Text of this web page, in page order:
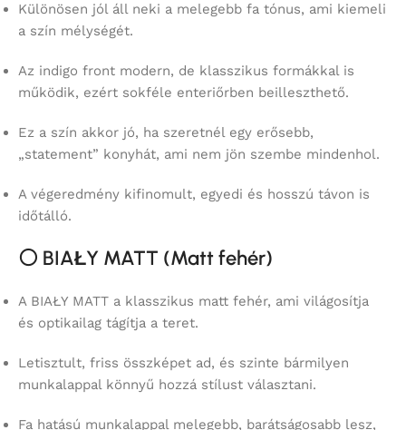
Különösen jól áll neki a melegebb fa tónus, ami kiemeli
a szín mélységét.
Az indigo front modern, de klasszikus formákkal is
működik, ezért sokféle enteriőrben beilleszthető.
Ez a szín akkor jó, ha szeretnél egy erősebb,
„statement” konyhát, ami nem jön szembe mindenhol.
A végeredmény kifinomult, egyedi és hosszú távon is
időtálló.
⚪ BIAŁY MATT (Matt fehér)
A BIAŁY MATT a klasszikus matt fehér, ami világosítja
és optikailag tágítja a teret.
Letisztult, friss összképet ad, és szinte bármilyen
munkalappal könnyű hozzá stílust választani.
Fa hatású munkalappal melegebb, barátságosabb lesz,